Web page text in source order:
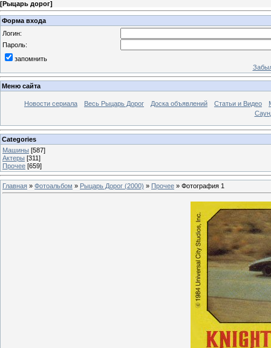
[Рыцарь дорог]
Форма входа
Логин:
Пароль:
запомнить
Меню сайта
Новости сериала Весь Рыцарь Дорог Доска объявлений Статьи и Видео
Categories
Машины [587]
Актеры [311]
Прочее [659]
Главная » Фотоальбом » Рыцарь Дорог (2000) » Прочее » Фотография 1